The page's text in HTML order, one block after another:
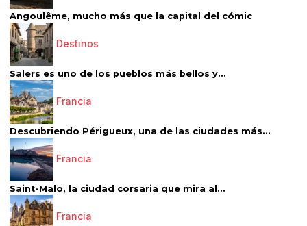
Angoulême, mucho más que la capital del cómic
Destinos
Salers es uno de los pueblos más bellos y...
Francia
Descubriendo Périgueux, una de las ciudades más...
Francia
Saint-Malo, la ciudad corsaria que mira al...
Francia